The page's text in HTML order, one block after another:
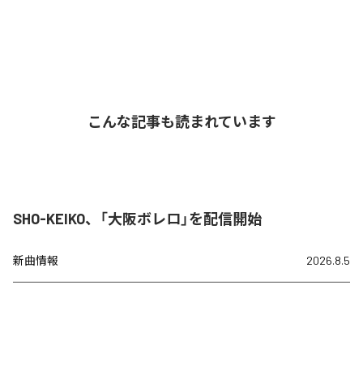
こんな記事も読まれています
SHO-KEIKO、「大阪ボレロ」を配信開始
新曲情報 2026.8.5